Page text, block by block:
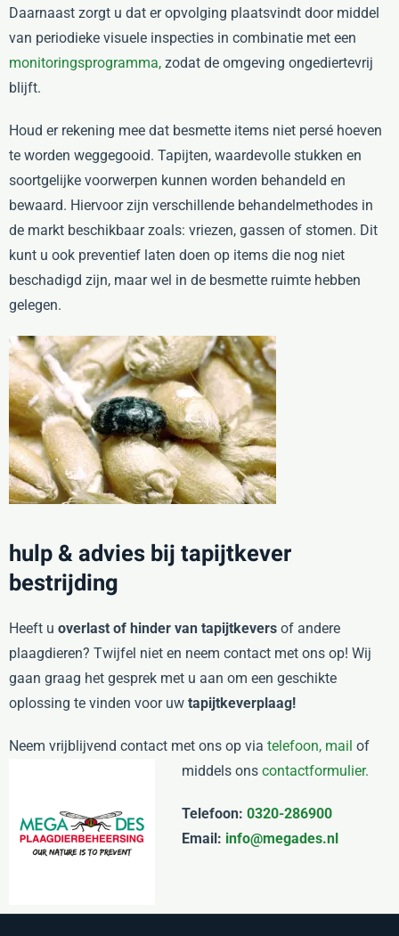
Daarnaast zorgt u dat er opvolging plaatsvindt door middel
van periodieke visuele inspecties in combinatie met een
monitoringsprogramma, zodat de omgeving ongediertevrij
blijft.
Houd er rekening mee dat besmette items niet persé hoeven
te worden weggegooid. Tapijten, waardevolle stukken en
soortgelijke voorwerpen kunnen worden behandeld en
bewaard. Hiervoor zijn verschillende behandelmethodes in
de markt beschikbaar zoals: vriezen, gassen of stomen. Dit
kunt u ook preventief laten doen op items die nog niet
beschadigd zijn, maar wel in de besmette ruimte hebben
gelegen.
hulp & advies bij tapijtkever
bestrijding
Heeft u overlast of hinder van tapijtkevers of andere
plaagdieren? Twijfel niet en neem contact met ons op! Wij
gaan graag het gesprek met u aan om een geschikte
oplossing te vinden voor uw tapijtkeverplaag!
Neem vrijblijvend contact met ons op via telefoon, mail of
middels ons contactformulier.
Telefoon: 0320-286900
Email: info@megades.nl